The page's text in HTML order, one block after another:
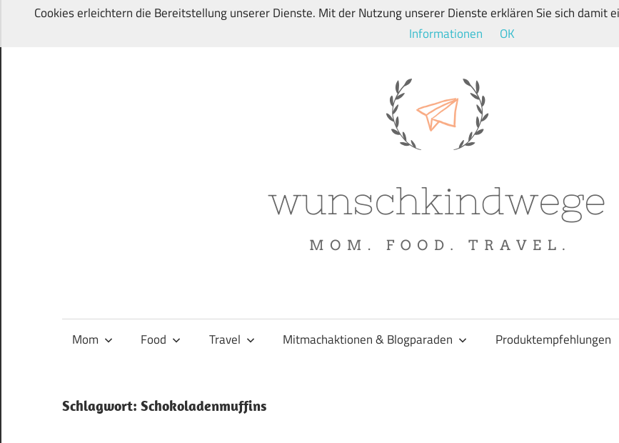
Zum
ihren
Familien-,
Mom Food Travel Mitmachaktionen & Blogparaden Produktempfehlungen
Schlagwort: Schokoladenmuffins
Cookies erleichtern die Bereitstellung unserer Dienste. Mit der Nutzung unserer Dienste erklären Sie sich damit
Informationen
OK